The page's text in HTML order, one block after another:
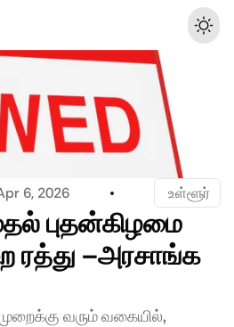
6, 2026 உள்ளூர்
புதன்கிழமை
ரத்து –அரசாங்க
வரும் வகையில்,